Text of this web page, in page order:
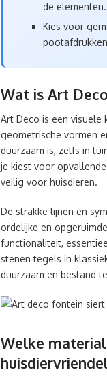
de elementen.
Kies voor
Wat is Art
Art Deco is een visuele
geometrische vormen
duurzaam is, zelfs in
je kiest voor
veilig voor huisdieren.
De strakke lijnen en
ordelijke en
functionaliteit,
stenen tegels in
duurzaam en bestand
Welke